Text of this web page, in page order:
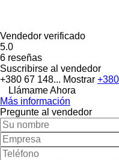
Vendedor verificado
5.0
6 reseñas
Suscribirse al vendedor
+380 67 148... Mostrar
Llámame Ahora
Más información
Pregunte al vendedor